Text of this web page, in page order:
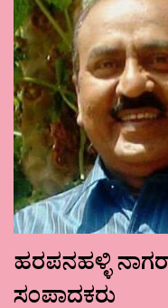
ಹರಪನಹಳ್ಳಿ
ಸಂಪಾದಕರು